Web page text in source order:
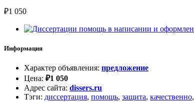
₽1 050
Информация
Характер объявления: предложение
Цена: ₽1 050
Адрес сайта: dissers.ru
Тэги: диссертация, помощь, защита, качественно,